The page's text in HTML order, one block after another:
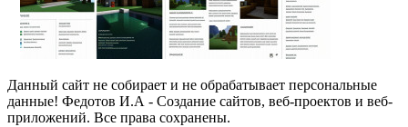
Данный сайт не собирает и не обрабатывает персональные
данные! Федотов И.А - Создание сайтов, веб-проектов и веб-
приложений. Все права сохранены.